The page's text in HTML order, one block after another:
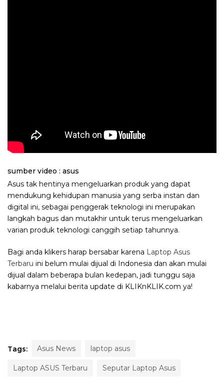
sumber video : asus
Asus tak hentinya mengeluarkan produk yang dapat
mendukung kehidupan manusia yang serba instan dan
digital ini, sebagai penggerak teknologi ini merupakan
langkah bagus dan mutakhir untuk terus mengeluarkan
varian produk teknologi canggih setiap tahunnya.
Bagi anda klikers harap bersabar karena Laptop Asus
Terbaru ini belum mulai dijual di Indonesia dan akan mulai
dijual dalam beberapa bulan kedepan, jadi tunggu saja
kabarnya melalui berita update di KLIKnKLIK.com ya!
Tags: Asus News laptop asus
Laptop ASUS Terbaru Seputar Laptop Asus